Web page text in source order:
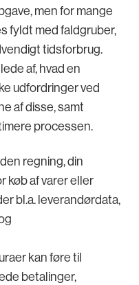
men for mange
fyldt med faldgruber,
tidsforbrug.
af, hvad en
udfordringer ved
af disse, samt
processen.
regning, din
køb af varer eller
bl.a. leverandørdata,
kan føre til
betalinger,